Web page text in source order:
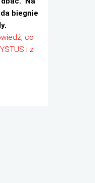
biegnie
co
i z